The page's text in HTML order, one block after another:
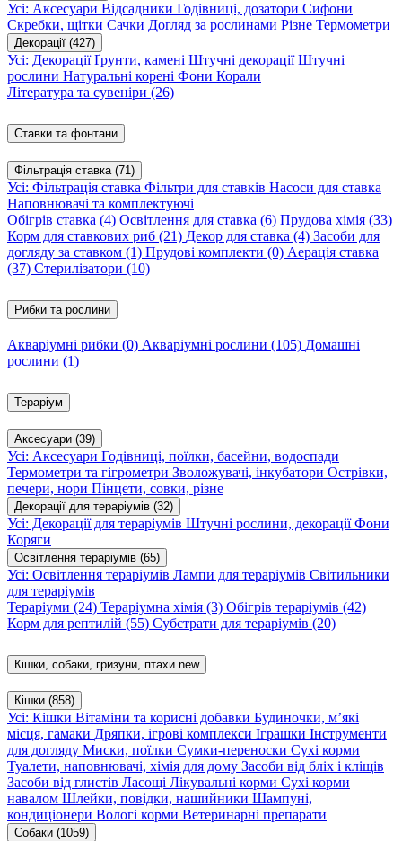
Усі: Аксесуари Відсадники Годівниці, дозатори Сифони
Скребки, щітки Сачки Догляд за рослинами Різне Термометри
Декорації (427)
Усі: ДекораціїҐрунти, камені Штучні декораціїШтучні
рослини Натуральні корені Фони Корали
Література та сувеніри (26)
Ставки та фонтани
Фільтрація ставка (71)
Усі: Фільтрація ставка Фільтри для ставків Насоси для ставка
Наповнювачі та комплектуючі
Обігрів ставка (4) Освітлення для ставка (6) Прудова хімія (33)
Корм для ставкових риб (21) Декор для ставка (4) Засоби для
догляду за ставком (1) Прудові комплекти (0) Аерація ставка
(37) Стерилізатори (10)
Рибки та рослини
Акваріумні рибки (0) Акваріумні рослини (105) Домашні
рослини (1)
Тераріум
Аксесуари (39)
Усі: Аксесуари Годівниці, поїлки, басейни, водоспади
Термометри та гігрометри Зволожувачі, інкубатори Острівки,
печери, нори Пінцети, совки, різне
Декорації для тераріумів (32)
Усі: Декорації для тераріумів Штучні рослини, декораціїФони
Коряги
Освітлення тераріумів (65)
Усі: Освітлення тераріумів Лампи для тераріумів Світильники
для тераріумів
Тераріуми (24) Тераріумна хімія (3) Обігрів тераріумів (42)
Корм для рептилій (55) Субстрати для тераріумів (20)
Кішки, собаки, гризуни, птахи new
Кішки (858)
Усі: Кішки Вітаміни та корисні добавки Будиночки, м’які
місця, гамаки Дряпки, ігрові комплекси Іграшки Інструменти
для догляду Миски, поїлки Сумки-переноски Сухі корми
Туалети, наповнювачі, хімія для дому Засоби від бліх і кліщів
Засоби від глистів Ласощі Лікувальні корми Сухі корми
навалом Шлейки, повідки, нашийники Шампуні,
кондиціонери Вологі корми Ветеринарні препарати
Собаки (1059)